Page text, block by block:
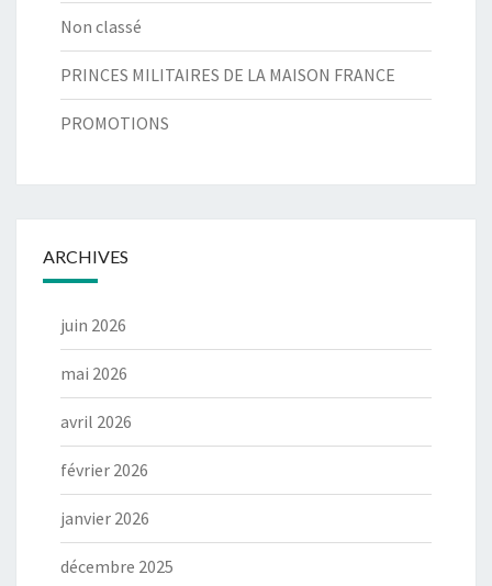
Non classé
PRINCES MILITAIRES DE LA MAISON FRANCE
PROMOTIONS
ARCHIVES
juin 2026
mai 2026
avril 2026
février 2026
janvier 2026
décembre 2025